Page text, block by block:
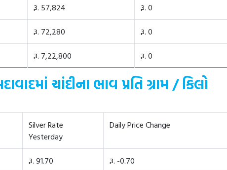
રૂ. 57,824 રૂ. 0
રૂ. 72,280 રૂ. 0
રૂ. 7,22,800 રૂ. 0
ચાંદીના ભાવ પ્રતિ ગ્રામ / કિલો
Silver Rate
Yesterday
Daily Price Change
રૂ. 91.70 રૂ. -0.70